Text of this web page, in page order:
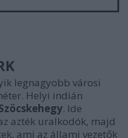
legnagyobb városi
Helyi indián
. Ide
azték uralkodók, majd
ami az állami vezetők